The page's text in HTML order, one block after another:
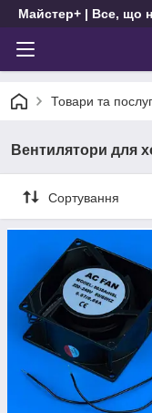
Майстер+ | Все, що
Товари та
Вентилятори для
Сортування